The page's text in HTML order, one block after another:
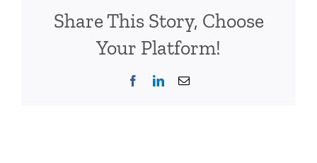
Share This Story, Choose
Your Platform!
FacebookLinkedInEmail